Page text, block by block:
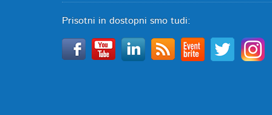
Prisotni in dostopni smo tudi: